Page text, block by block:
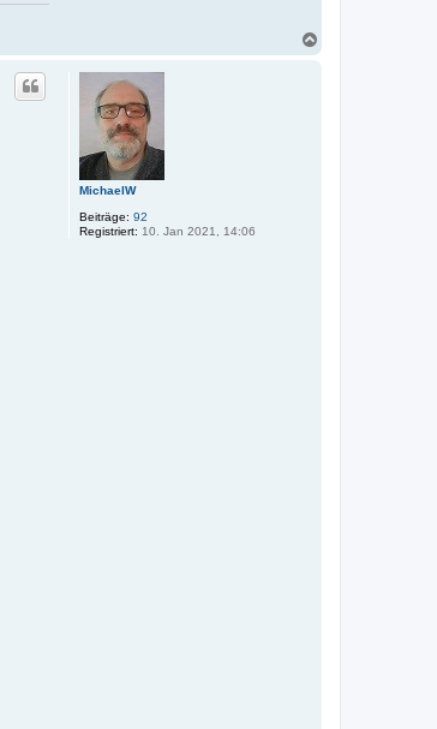
MichaelW
Beiträge: 92
Registriert: 10. Jan 2021, 14:06